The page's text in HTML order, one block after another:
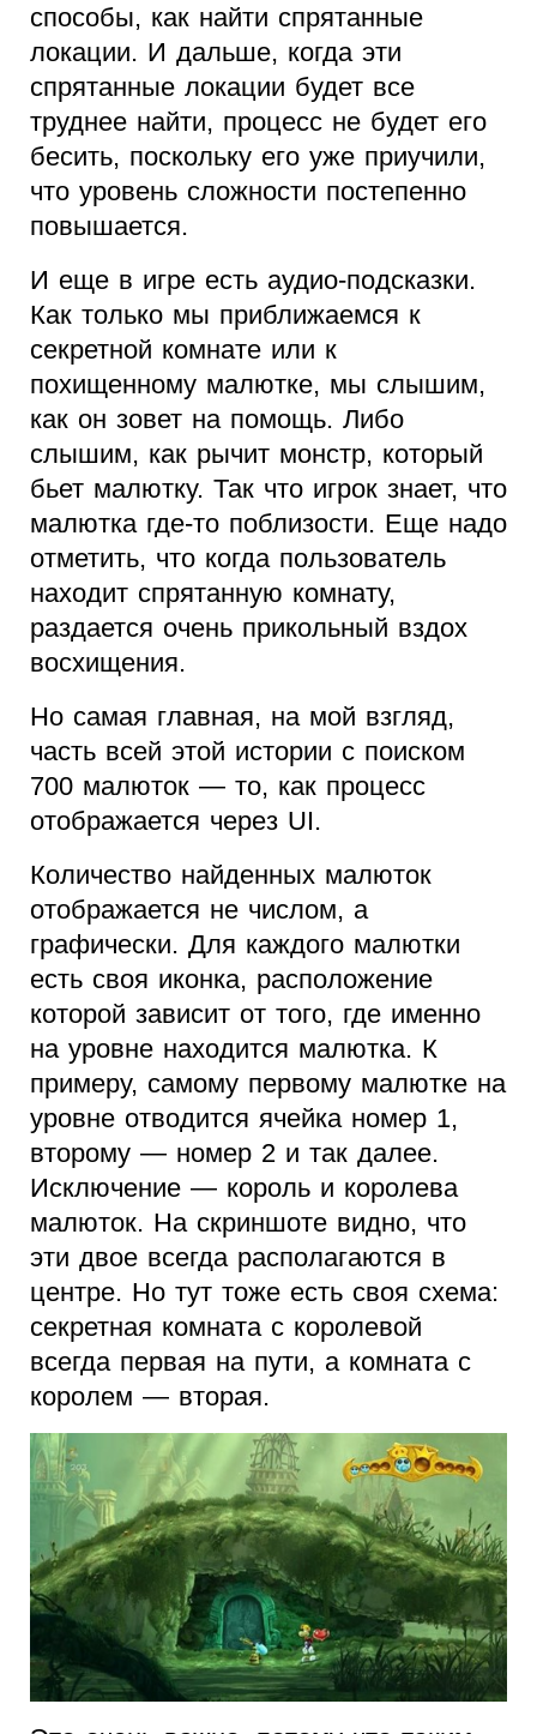
способы, как найти спрятанные
локации. И дальше, когда эти
спрятанные локации будет все
труднее найти, процесс не будет его
бесить, поскольку его уже приучили,
что уровень сложности постепенно
повышается.
И еще в игре есть аудио-подсказки.
Как только мы приближаемся к
секретной комнате или к
похищенному малютке, мы слышим,
как он зовет на помощь. Либо
слышим, как рычит монстр, который
бьет малютку. Так что игрок знает, что
малютка где-то поблизости. Еще надо
отметить, что когда пользователь
находит спрятанную комнату,
раздается очень прикольный вздох
восхищения.
Но самая главная, на мой взгляд,
часть всей этой истории с поиском
700 малюток — то, как процесс
отображается через UI.
Количество найденных малюток
отображается не числом, а
графически. Для каждого малютки
есть своя иконка, расположение
которой зависит от того, где именно
на уровне находится малютка. К
примеру, самому первому малютке на
уровне отводится ячейка номер 1,
второму — номер 2 и так далее.
Исключение — король и королева
малюток. На скриншоте видно, что
эти двое всегда располагаются в
центре. Но тут тоже есть своя схема:
секретная комната с королевой
всегда первая на пути, а комната с
королем — вторая.